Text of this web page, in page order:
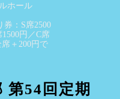
ホール
：S席2500
円／C席
＋200円で
第54回定期